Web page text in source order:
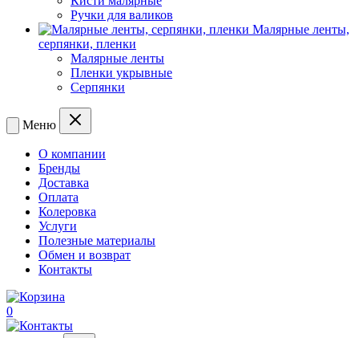
Ручки для валиков
Малярные ленты,
серпянки, пленки
Малярные ленты
Пленки укрывные
Серпянки
Меню
О компании
Бренды
Доставка
Оплата
Колеровка
Услуги
Полезные материалы
Обмен и возврат
Контакты
0